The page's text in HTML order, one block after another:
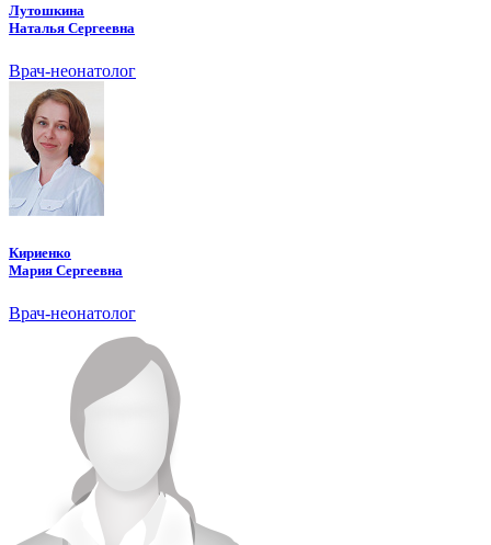
Лутошкина
Наталья Сергеевна
Врач-неонатолог
Кириенко
Мария Сергеевна
Врач-неонатолог